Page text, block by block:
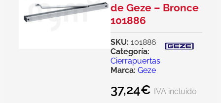
de Geze – Bronce
101886
SKU: 101886
Categoría:
Cierrapuertas
Marca: Geze
37,24€ IVA incluido